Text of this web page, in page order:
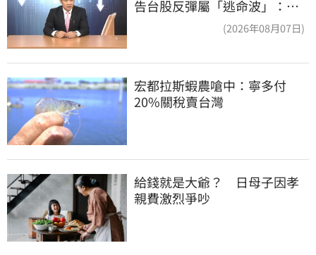
告台股反彈屬「逃命波」：空
(2026年08月07日)
宏都拉斯蝦農嗆中：寧多付
20%關稅賣台灣
給錢就是大爺？　日母子因孝
親費激烈爭吵